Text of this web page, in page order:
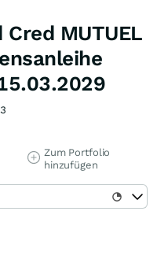
Cred MUTUEL
Zum Portfolio
hinzufügen